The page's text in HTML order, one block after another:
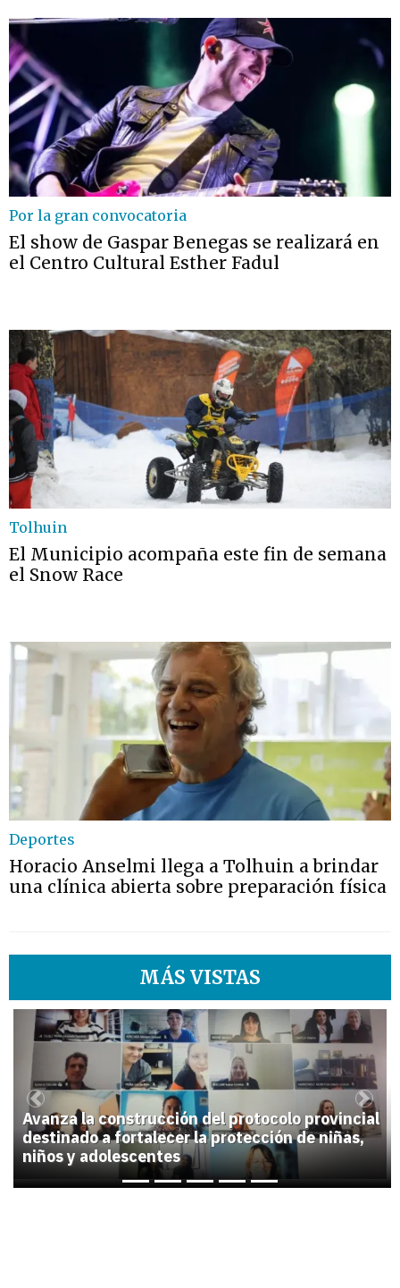
Por la gran convocatoria
El show de Gaspar Benegas se realizará en
el Centro Cultural Esther Fadul
Tolhuin
El Municipio acompaña este fin de semana
el Snow Race
Deportes
Horacio Anselmi llega a Tolhuin a brindar
una clínica abierta sobre preparación física
MÁS VISTAS
1
Avanza la construcción del protocolo provincial
destinado a fortalecer la protección de niñas,
niños y adolescentes
Previous Next